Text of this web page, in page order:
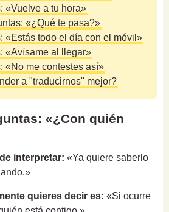
«Vuelve a tu hora»
«¿Qué te pasa?»
«Estás todo el día con el móvil»
«Avísame al llegar»
«No me contestes así»
a "traducirnos" mejor?
«¿Con quién
interpretar: «Ya quiere saberlo
quieres decir es: «Si ocurre